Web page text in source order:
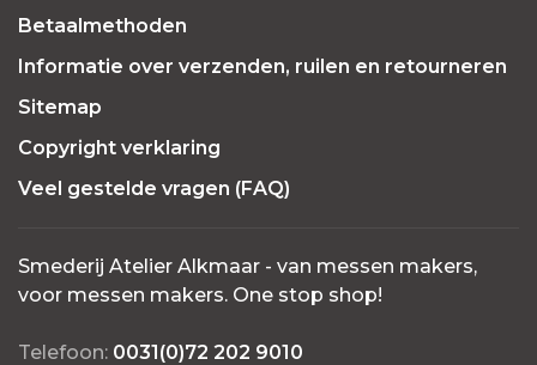
Betaalmethoden
Informatie over verzenden, ruilen en retourneren
Sitemap
Copyright verklaring
Veel gestelde vragen (FAQ)
Smederij Atelier Alkmaar - van messen makers,
voor messen makers. One stop shop!
Telefoon: 0031(0)72 202 9010